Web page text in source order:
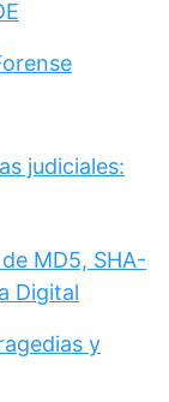
judiciales:
MD5, SHA-
Digital
y